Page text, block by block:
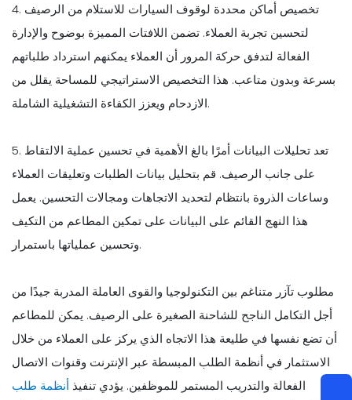
4. تخصيص أماكن محددة لوقوف السيارات للاستلام من الرصيف
لتحسين تجربة العملاء. تضمن اللافتات المميزة بوضوح والإدارة
الفعالة لتدفق حركة المرور أن العملاء يمكنهم استرداد طلباتهم
بسرعة وبدون متاعب. هذا التخصيص الاستراتيجي للمساحة يقلل من
الازدحام ويعزز الكفاءة التشغيلية الشاملة.
5. تعد تحليلات البيانات أمرًا بالغ الأهمية في تحسين عملية الالتقاط
على جانب الرصيف. قم بتحليل بيانات الطلبات وتعليقات العملاء
وساعات الذروة بانتظام لتحديد الاتجاهات ومجالات التحسين. يعمل
هذا النهج القائم على البيانات على تمكين المطاعم من التكيف
وتحسين عملياتها باستمرار.
مطلوب تآزر متناغم بين التكنولوجيا والقوى العاملة المدربة جيدًا من
أجل التكامل الناجح للشاحنة الصغيرة على الرصيف. يمكن للمطاعم
أن تضع نفسها في طليعة هذا الاتجاه الذي يركز على العملاء من خلال
الاستثمار في أنظمة الطلب المبسطة عبر الإنترنت وقنوات الاتصال
الفعالة والتدريب المستمر للموظفين. يؤدي تنفيذ أنظمة طلب